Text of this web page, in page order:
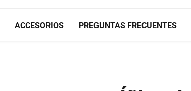
ACCESORIOS PREGUNTAS FRECUENTES